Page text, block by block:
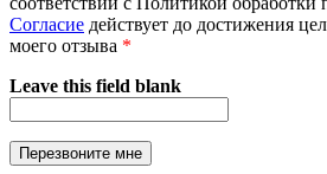
Согласие действует до достижения
моего отзыва *
Leave this field blank